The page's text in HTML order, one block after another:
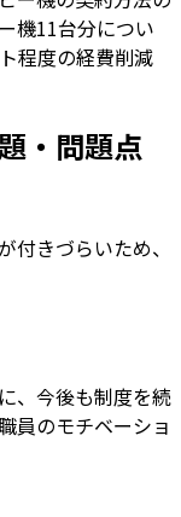
機11台分につい
程度の経費削減
・問題点
付きづらいため、
、今後も制度を続
員のモチベーショ